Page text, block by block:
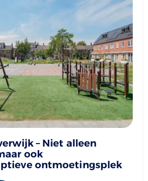
– Niet alleen
ook
ontmoetingsplek